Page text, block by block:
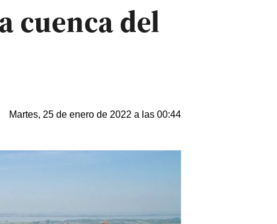
cuenca del
Martes, 25 de enero de 2022 a las 00:44